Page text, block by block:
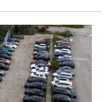
ch
natürlich,
dazu wie
maßgesch..
.